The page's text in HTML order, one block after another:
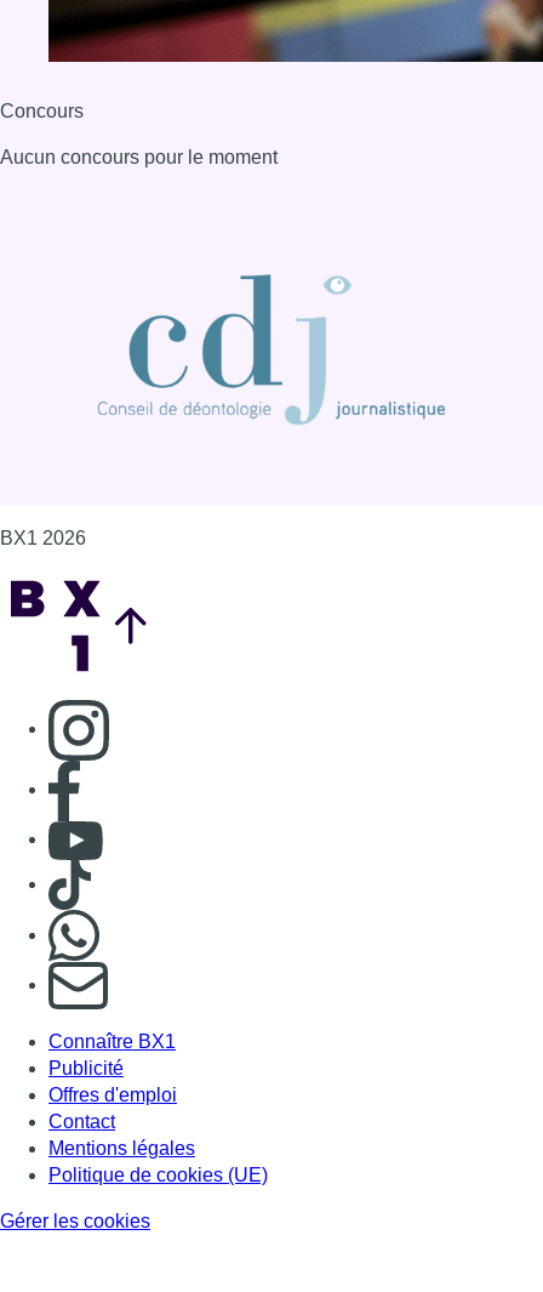
Concours
Aucun concours pour le moment
BX1 2026
Consulter page Instagram
Consulter page Facebook
Consulter Youtube
Consulter TikTok
S'abonner à notre newsletter
Connaître BX1
Publicité
Offres d'emploi
Contact
Mentions légales
Politique de cookies (UE)
Gérer les cookies